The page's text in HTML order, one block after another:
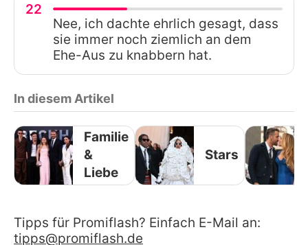
22
Nee, ich dachte ehrlich gesagt, dass
sie immer noch ziemlich an dem
Ehe-Aus zu knabbern hat.
In diesem Artikel
Familie
&
Liebe
Stars
Tipps für Promiflash? Einfach E-Mail an:
tipps@promiflash.de